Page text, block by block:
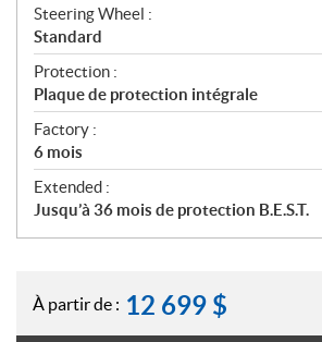
Steering Wheel :
Standard
Protection :
Plaque de protection intégrale
Factory :
6 mois
Extended :
Jusqu’à 36 mois de protection B.E.S.T.
À partir de : 12 699 $